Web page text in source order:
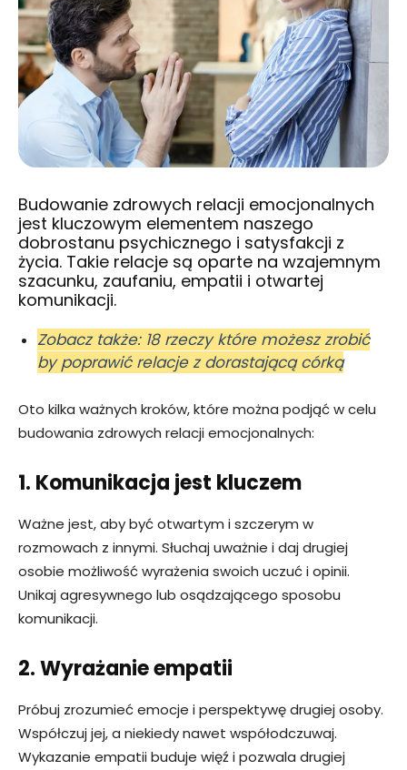
Budowanie zdrowych relacji emocjonalnych
jest kluczowym elementem naszego
dobrostanu psychicznego i satysfakcji z
życia. Takie relacje są oparte na wzajemnym
szacunku, zaufaniu, empatii i otwartej
komunikacji.
Zobacz także: 18 rzeczy które możesz zrobić
by poprawić relacje z dorastającą córką
Oto kilka ważnych kroków, które można podjąć w celu
budowania zdrowych relacji emocjonalnych:
1. Komunikacja jest kluczem
Ważne jest, aby być otwartym i szczerym w
rozmowach z innymi. Słuchaj uważnie i daj drugiej
osobie możliwość wyrażenia swoich uczuć i opinii.
Unikaj agresywnego lub osądzającego sposobu
komunikacji.
2. Wyrażanie empatii
Próbuj zrozumieć emocje i perspektywę drugiej osoby.
Współczuj jej, a niekiedy nawet współodczuwaj.
Wykazanie empatii buduje więź i pozwala drugiej